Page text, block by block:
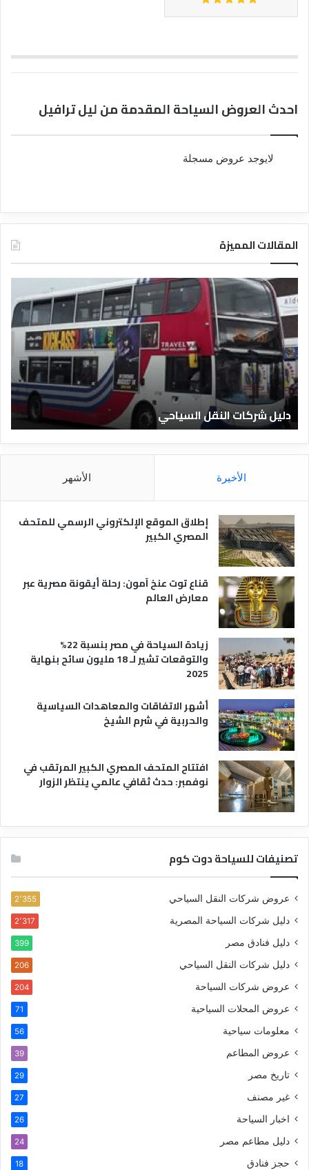
احدث العروض السياحة المقدمة من ليل ترافيل
لايوجد عروض مسجلة
المقالات المميزة
ل
ي
ش
ر
ك
ا
ت
ل
ن
ق
ل
س
ح
ي
دليل شركات النقل السياحي
ا
ر
الأخيرة الأشهر
إطلاق الموقع الإلكتروني الرسمي للمتحف
المصري الكبير
قناع توت عنخ آمون: رحلة أيقونة مصرية عبر
معارض العالم
زيادة السياحة في مصر بنسبة 22%
والتوقعات تشير لـ 18 مليون سائح بنهاية
2025
أشهر الاتفاقات والمعاهدات السياسية
والحربية في شرم الشيخ
افتتاح المتحف المصري الكبير المرتقب في
نوفمبر: حدث ثقافي عالمي ينتظر الزوار
تصنيفات للسياحة دوت كوم
عروض شركات النقل السياحي 2٬355
دليل شركات السياحة المصرية 2٬317
دليل فنادق مصر 399
دليل شركات النقل السياحي 206
عروض شركات السياحة 204
عروض المحلات السياحية 71
معلومات سياحية 56
عروض المطاعم 39
تاريخ مصر 29
غير مصنف 27
اخبار السياحة 26
دليل مطاعم مصر 24
حجز فنادق 18